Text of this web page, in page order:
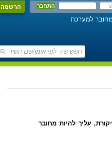
הרשמה
למערכת
עליך להיות מחובר